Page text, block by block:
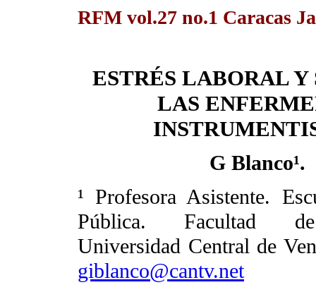
RFM vol.27 no.1 Caracas
ESTRÉS LABORAL Y
LAS
G Blanco¹.
¹ Profesora Asistente.
Pública. Facultad
Universidad Central de
giblanco@cantv.net